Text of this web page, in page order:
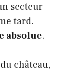
secteur
tard.
absolue.
château,